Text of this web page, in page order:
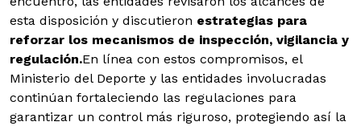
esta disposición y discutieron estrategias para
reforzar los mecanismos de inspección, vigilancia y
regulación.En línea con estos compromisos, el
Ministerio del Deporte y las entidades involucradas
continúan fortaleciendo las regulaciones para
garantizar un control más riguroso, protegiendo así la